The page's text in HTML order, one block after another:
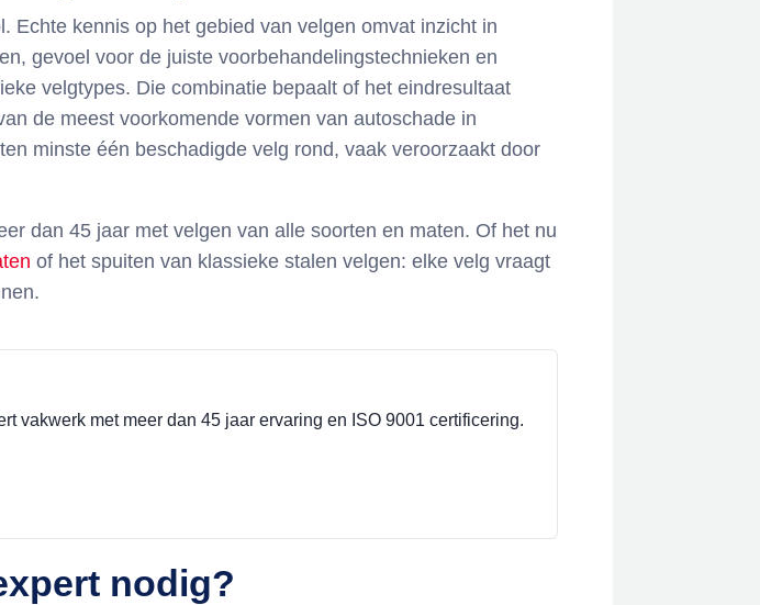
Echte kennis op het gebied van velgen omvat inzicht in
gevoel voor de juiste voorbehandelingstechnieken en
velgtypes. Die combinatie bepaalt of het eindresultaat
de meest voorkomende vormen van autoschade in
minste één beschadigde velg rond, vaak veroorzaakt door
dan 45 jaar met velgen van alle soorten en maten. Of het nu
of het spuiten van klassieke stalen velgen: elke velg vraagt
vakwerk met meer dan 45 jaar ervaring en ISO 9001 certificering.
nodig?